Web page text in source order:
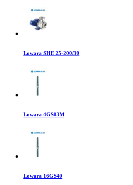
Lowara SHE 25-200/30
Lowara 4GS03M
Lowara 16GS40